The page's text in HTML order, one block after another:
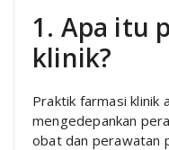
1. Apa itu
klinik?
Praktik farmasi klinik
mengedepankan
obat dan perawatan